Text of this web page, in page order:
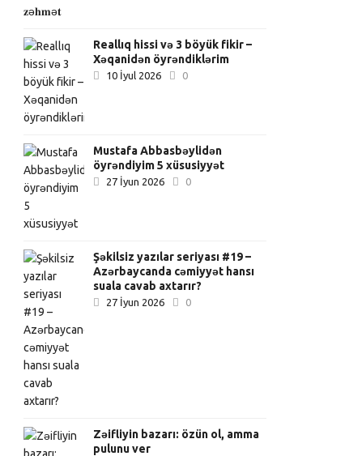
Reallıq hissi və 3 böyük fikir –
Xəqanidən öyrəndiklərim
10 İyul 2026 0
Mustafa Abbasbəylidən
öyrəndiyim 5 xüsusiyyət
27 İyun 2026 0
Şəkilsiz yazılar seriyası #19 –
Azərbaycanda cəmiyyət hansı
suala cavab axtarır?
27 İyun 2026 0
Zəifliyin bazarı: özün ol, amma
pulunu ver